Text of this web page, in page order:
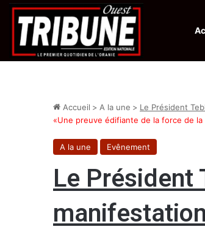
Infos en Direct: Lutte contre les drogues : octroi
Accueil > A la une > Le Président
«Une preuve édifiante de la force de
A la une Evênement
Le Président